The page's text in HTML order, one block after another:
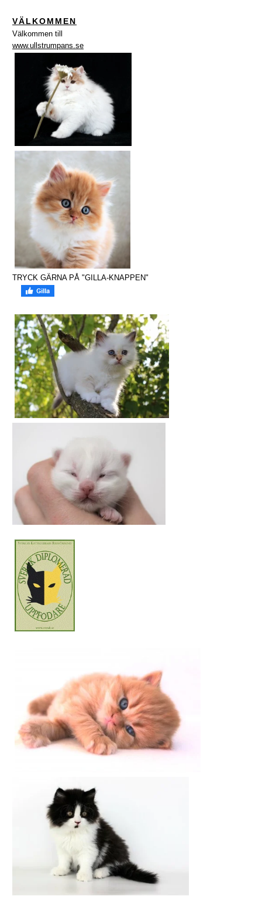
VÄLKOMMEN
Välkommen till
www.ullstrumpans.se
TRYCK GÄRNA PÅ "GILLA-KNAPPEN"